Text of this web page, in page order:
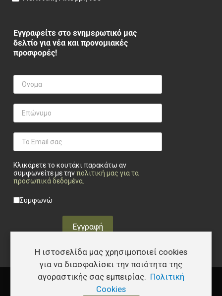
Εγγραφείτε στο ενημερωτικό μας
δελτίο για νέα και προνομιακές
προσφορές!
Κλικάρετε το κουτάκι παρακάτω αν
συμφωνείτε με τηνπολιτική μας για τα
προσωπικά δεδομένα.
Privacy checkbox
Συμφωνώ
Εγγραφή
Η ιστοσελίδα μας χρησιμοποιεί cookies
για να διασφαλίσει την ποιότητα της
αγοραστικής σας εμπειρίας. Πολιτική
Cookies